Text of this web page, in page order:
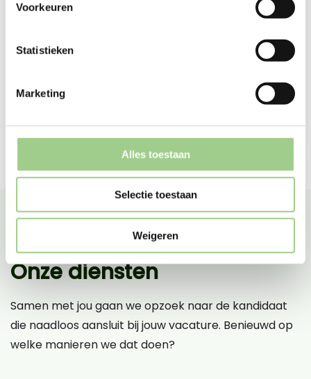
Voorkeuren
Statistieken
Marketing
Alles toestaan
Selectie toestaan
Weigeren
Onze diensten
Samen met jou gaan we opzoek naar de kandidaat
die naadloos aansluit bij jouw vacature. Benieuwd op
welke manieren we dat doen?